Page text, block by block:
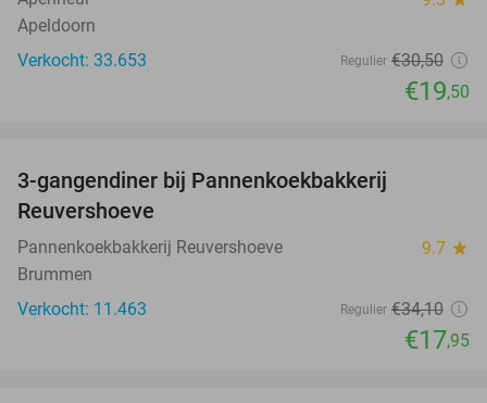
Apeldoorn
Verkocht: 33.653
Regulier €30,50
€19,50
3-gangendiner bij Pannenkoekbakkerij
Reuvershoeve
Pannenkoekbakkerij Reuvershoeve 9.7 star
Brummen
Verkocht: 11.463
Regulier €34,10
€17,95